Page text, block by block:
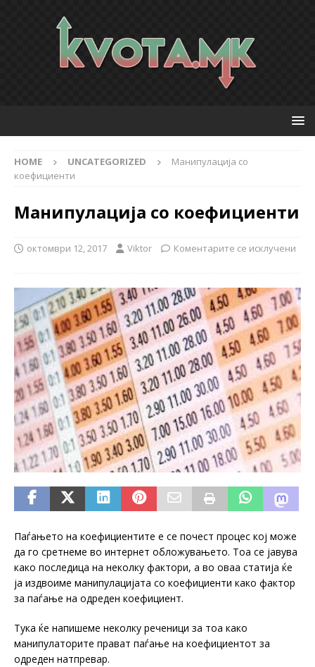
HOME UNCATEGORIZED
Манипулација со
коефициенти
Манипулација со коефициенти
октомври 12, 2017 Viktor Коментарите се исклучени
Паѓањето на коефициентите е се почест процес кој може
да го сретнеме во интернет обложувањето. Тоа се јавува
како последица на неколку фактори, а во оваа статија ќе
ја издвоиме манипулацијата со коефициенти како фактор
за паѓање на одреден коефициент.
Тука ќе напишеме неколку реченици за тоа како
манипулаторите прават паѓање на коефициентот за
одреден натпревар.